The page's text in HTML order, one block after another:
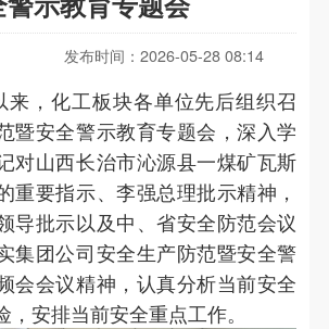
发布时间：2026-05-28 08:14
来，化工板块各单位先后组织召
暨安全警示教育专题会，深入学
对山西长治市沁源县一煤矿瓦斯
重要指示、李强总理批示精神，
导批示以及中、省安全防范会议
集团公司安全生产防范暨安全警
会会议精神，认真分析当前安全
安排当前安全重点工作。